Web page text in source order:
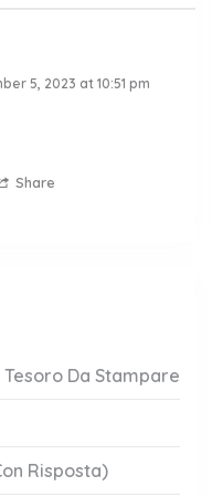
5, 2023 at 10:51 pm
Share
Da Stampare
Risposta)